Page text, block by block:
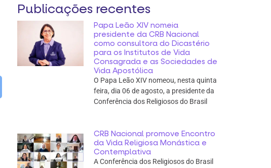
Publicações recentes
Papa Leão XIV nomeia
presidente da CRB Nacional
como consultora do Dicastério
para os Institutos de Vida
Consagrada e as Sociedades de
Vida Apostólica
O Papa Leão XIV nomeou, nesta quinta
feira, dia 06 de agosto, a presidente da
Conferência dos Religiosos do Brasil
CRB Nacional promove Encontro
da Vida Religiosa Monástica e
Contemplativa
A Conferência dos Religiosos do Brasil